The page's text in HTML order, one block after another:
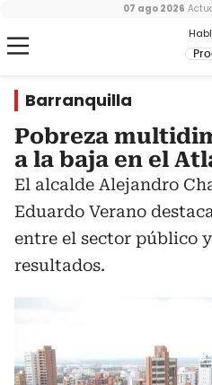
07 ago 2026
Barranquilla
Pobreza
a la baja en el
El alcalde Alejandro
Eduardo Verano
entre el sector público
resultados.